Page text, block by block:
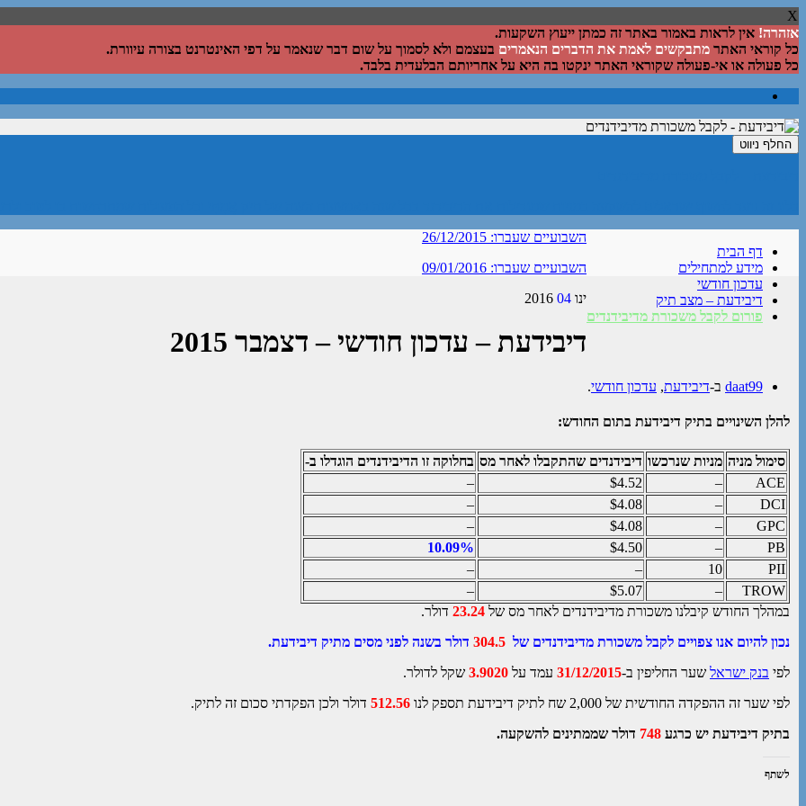
X
אזהרה! אין לראות באמור באתר זה כמתן ייעוץ השקעות.
כל קוראי האתר מתבקשים לאמת את הדברים הנאמרים בעצמם ולא לסמוך על שום דבר שנאמר על דפי האינטרנט בצורה עיוורת.
כל פעולה או אי-פעולה שקוראי האתר ינקטו בה היא על אחריותם הבלעדית בלבד.
החלף ניווט
דף הבית
מידע למתחילים
עדכון חודשי
דיבידעת – מצב תיק
פורום לקבל משכורת מדיבידנדים
השבועיים שעברו: 26/12/2015
השבועיים שעברו: 09/01/2016
ינו 04
2016
דיבידעת – עדכון חודשי – דצמבר 2015
daat99 ב-דיבידעת, עדכון חודשי.
להלן השינויים בתיק דיבידעת בתום החודש:
סימול מניה מניות שנרכשו דיבידנדים שהתקבלו לאחר מס בחלוקה זו הדיבידנדים הוגדלו ב-
ACE
–
$4.52
–
DCI
–
$4.08
–
GPC
–
$4.08
–
PB
–
$4.50
10.09%
PII
10
–
–
TROW
–
$5.07
–
במהלך החודש קיבלנו משכורת מדיבידנדים לאחר מס של 23.24 דולר.
נכון להיום אנו צפויים לקבל משכורת מדיבידנדים של 304.5 דולר בשנה לפני מסים מתיק דיבידעת.
לפי בנק ישראל שער החליפין ב-31/12/2015 עמד על 3.9020 שקל לדולר.
לפי שער זה ההפקדה החודשית של 2,000 שח לתיק דיבידעת תספק לנו
512.56 דולר ולכן הפקדתי סכום זה לתיק.
בתיק דיבידעת יש כרגע 748 דולר שממתינים להשקעה.
לשתף